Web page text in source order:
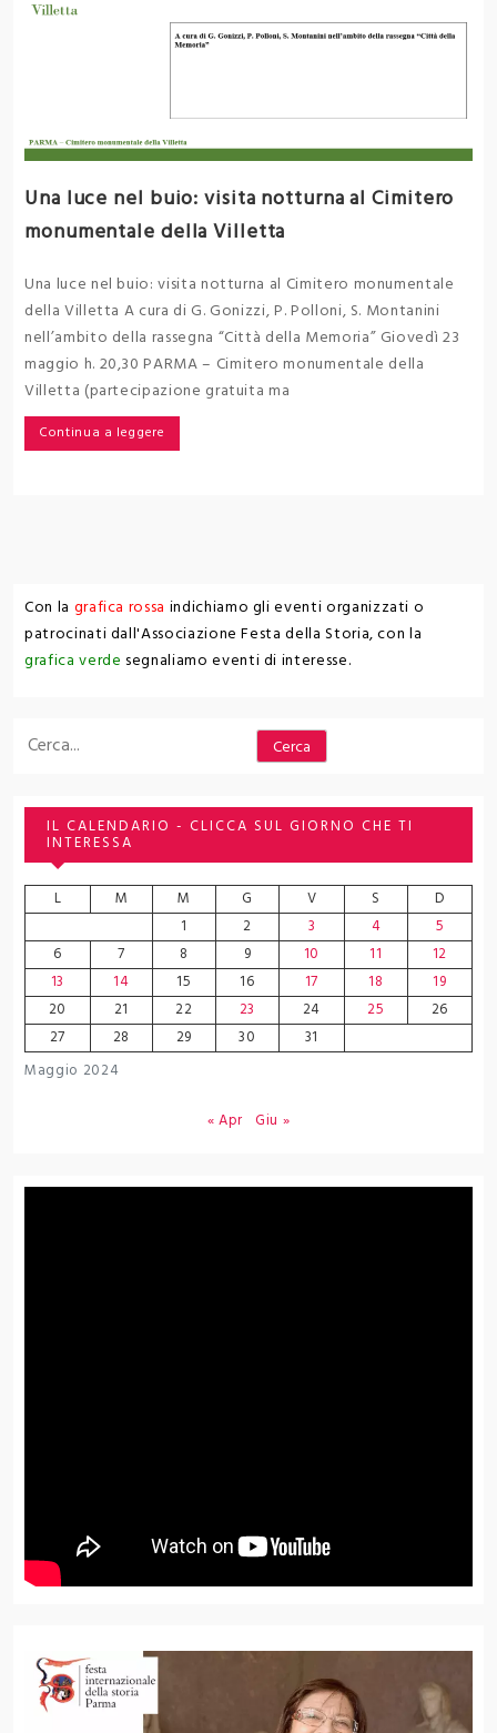
Una luce nel buio: visita notturna al Cimitero
monumentale della Villetta
Una luce nel buio: visita notturna al Cimitero monumentale
della Villetta A cura di G. Gonizzi, P. Polloni, S. Montanini
nell’ambito della rassegna “Città della Memoria” Giovedì 23
maggio h. 20,30 PARMA – Cimitero monumentale della
Villetta (partecipazione gratuita ma
Continua a leggere
Con la grafica rossa indichiamo gli eventi organizzati o
patrocinati dall'Associazione Festa della Storia, con la
grafica verde segnaliamo eventi di interesse.
Cerca Cerca
IL CALENDARIO - CLICCA SUL GIORNO CHE TI
INTERESSA
Maggio 2024
L M M G V S
D
1
2 3 4
5
6
7 8 9 10 11
12
13
14 15 16 17 18
19
20
21 22 23 24 25
26
27
28 29 30 31
« Apr Giu »